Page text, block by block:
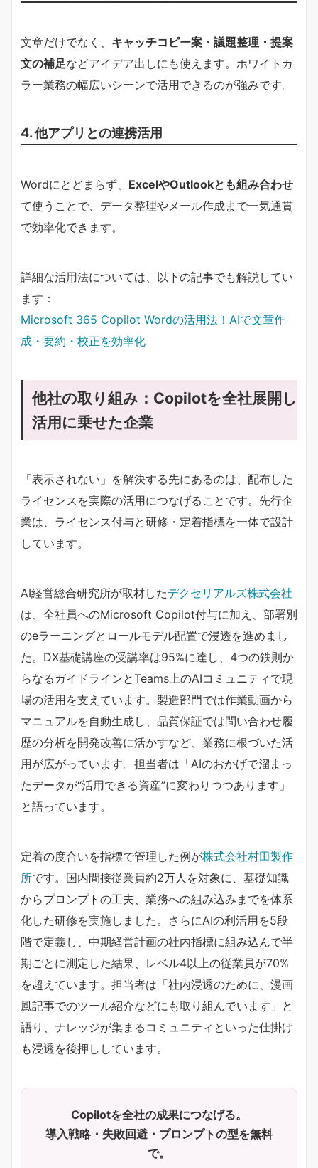
文章だけでなく、 キャッチコピー案・議題整理・提案
文の補足などアイデア出しにも使えます。ホワイトカ
ラー業務の幅広いシーンで活用できるのが強みです。
4. 他アプリとの連携活用
Wordにとどまらず、 ExcelやOutlookとも組み合わせ
て使うことで、データ整理やメール作成まで一気通貫
で効率化できます。
詳細な活用法については、以下の記事でも解説してい
ます：
Microsoft 365 Copilot Wordの活用法！AIで文章作
成・要約・校正を効率化
他社の取り組み：Copilotを全社展開し
活用に乗せた企業
「表示されない」を解決する先にあるのは、配布した
ライセンスを実際の活用につなげることです。先行企
業は、ライセンス付与と研修・定着指標を一体で設計
しています。
AI経営総合研究所が取材したデクセリアルズ株式会社
は、全社員へのMicrosoft Copilot付与に加え、部署別
のeラーニングとロールモデル配置で浸透を進めまし
た。DX基礎講座の受講率は95%に達し、4つの鉄則か
らなるガイドラインとTeams上のAIコミュニティで現
場の活用を支えています。製造部門では作業動画から
マニュアルを自動生成し、品質保証では問い合わせ履
歴の分析を開発改善に活かすなど、業務に根づいた活
用が広がっています。担当者は「AIのおかげで溜まっ
たデータが“活用できる資産”に変わりつつあります」
と語っています。
定着の度合いを指標で管理した例が株式会社村田製作
所です。国内間接従業員約2万人を対象に、基礎知識
からプロンプトの工夫、業務への組み込みまでを体系
化した研修を実施しました。さらにAIの利活用を5段
階で定義し、中期経営計画の社内指標に組み込んで半
期ごとに測定した結果、レベル4以上の従業員が70%
を超えています。担当者は「社内浸透のために、漫画
風記事でのツール紹介などにも取り組んでいます」と
語り、ナレッジが集まるコミュニティといった仕掛け
も浸透を後押ししています。
Copilotを全社の成果につなげる。
導入戦略・失敗回避・プロンプトの型を無料
で。